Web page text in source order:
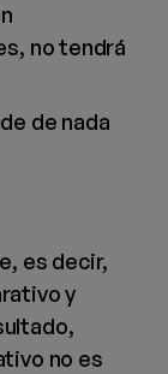
no tendrá
de nada
es decir,
y
no es